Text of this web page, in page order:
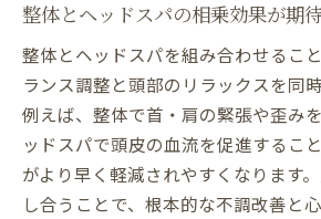
整体とヘッドスパの相乗効果が期
整体とヘッドスパを組み合わせるこ
ランス調整と頭部のリラックスを同
例えば、整体で首・肩の緊張や歪み
ッドスパで頭皮の血流を促進するこ
がより早く軽減されやすくなります
し合うことで、根本的な不調改善と